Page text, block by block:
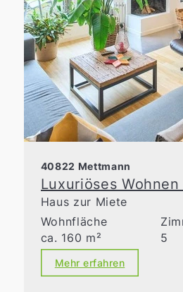
40822 Mettmann
Haus zur Miete
Wohnfläche
ca. 160 m² 5
Mehr erfahren